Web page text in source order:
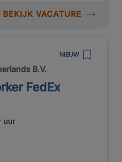
BEKIJK VACATURE
NIEUW
B.V.
FedEx
uur